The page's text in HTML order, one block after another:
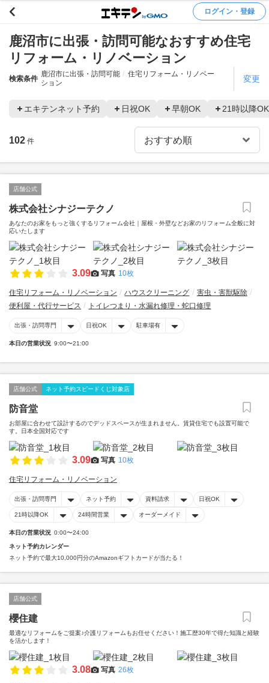
ログイン・登録
鹿沼市に出張・訪問可能なおすすめ住宅
リフォーム・リノベーション
検索条件
鹿沼市に出張・訪問可能
住宅リフォーム・リノベー
ション
変更
エキテンネット予約 日祝OK 早朝OK 21時以降OK
102 件
店舗公式
株式会社シナジーテクノ
あなたのお家をもっと強くするリフォーム会社｜屋根・外壁などお家のリフォーム全般に対
応いたします
3.09 写真 10枚
住宅リフォーム・リノベーション ハウスクリーニング
害虫・害獣駆除
便利屋・代行サービス
トイレつまり・水漏れ修理・蛇口修理
出張・訪問専門 日祝OK 駐車場有
本日の営業状況 9:00〜21:00
店舗公式 ネット予約スピードくじ対象店
防音堂
お部屋に合わせて設計するのでデッドスペースが生まれません。賃貸住宅でも設置可能で
す。日本全国対応です
3.09 写真 10枚
住宅リフォーム・リノベーション
出張・訪問専門 ネット予約 資料請求 日祝OK
21時以降OK 24時間営業 オーダーメイド
本日の営業状況 0:00〜24:00
ネット予約カレンダー
ネット予約で最大10,000円分のAmazonギフトカードが当たる！
店舗公式
櫻住建
最適なリフォームをご提案♪介護リフォームもお任せください！施工歴30年で得た知識と経験
を活かします！
3.08 写真 26枚